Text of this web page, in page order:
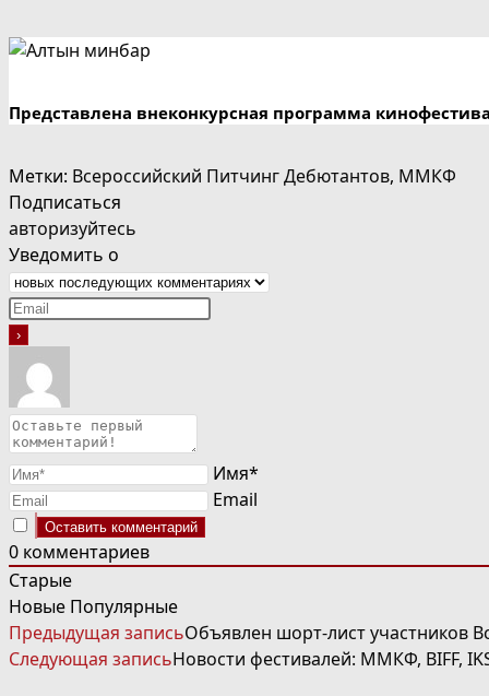
Представлена внеконкурсная программа
Метки: Всероссийский Питчинг Дебютантов, ММКФ
Подписаться
авторизуйтесь
Уведомить о
Имя*
Email
0 комментариев
Старые
Новые Популярные
ЧИТАТЬ
ДАЛЕЕ
СТАТЬИ
Предыдущая записьОбъявлен шорт-лист участников
Следующая записьНовости фестивалей: ММКФ, BIFF,